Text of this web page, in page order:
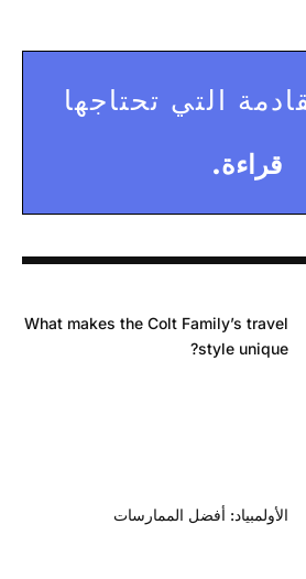
التي تحتاجها
قراءة.
What makes the Colt Family’s travel
style unique?
الأولمبياد: أفضل الممارسات